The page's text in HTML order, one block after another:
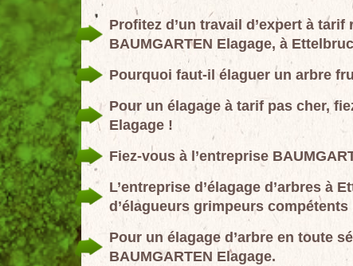
Profitez d’un travail d’expert à
BAUMGARTEN Elagage, à
Pourquoi faut-il élaguer un arbre
Pour un élagage à tarif pas cher,
Elagage !
Fiez-vous à l’entreprise
L’entreprise d’élagage d’arbres à
d’élagueurs grimpeurs compétents
Pour un élagage d’arbre en toute
BAUMGARTEN Elagage.